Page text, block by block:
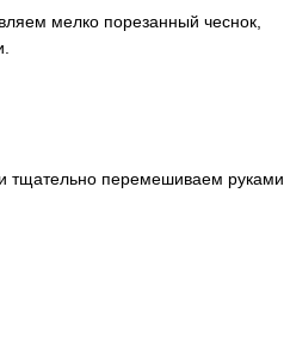
мелко порезанный чеснок,
тщательно перемешиваем руками,